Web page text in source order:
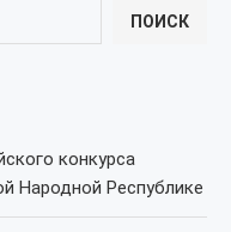
ПОИСК
конкурса
Народной Республике